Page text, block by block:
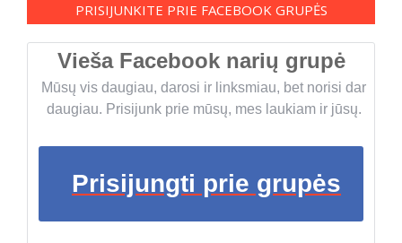
PRISIJUNKITE PRIE FACEBOOK GRUPĖS
Vieša Facebook narių grupė
Mūsų vis daugiau, darosi ir linksmiau, bet norisi dar
daugiau. Prisijunk prie mūsų, mes laukiam ir jūsų.
Prisijungti prie grupės